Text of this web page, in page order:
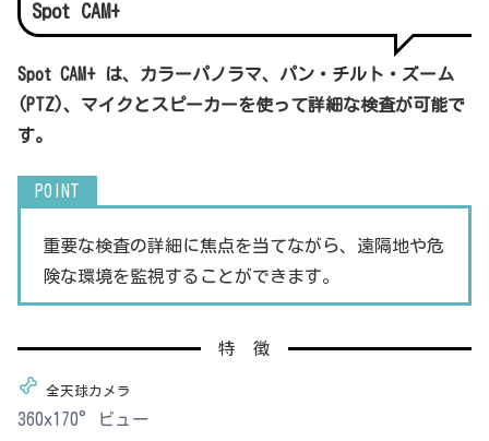
Spot CAM+
Spot CAM+ は、カラーパノラマ、パン・チルト・ズーム
(PTZ)、マイクとスピーカーを使って詳細な検査が可能で
す。
重要な検査の詳細に焦点を当てながら、遠隔地や危
険な環境を監視することができます。
特 徴
全天球カメラ
360x170°ビュー